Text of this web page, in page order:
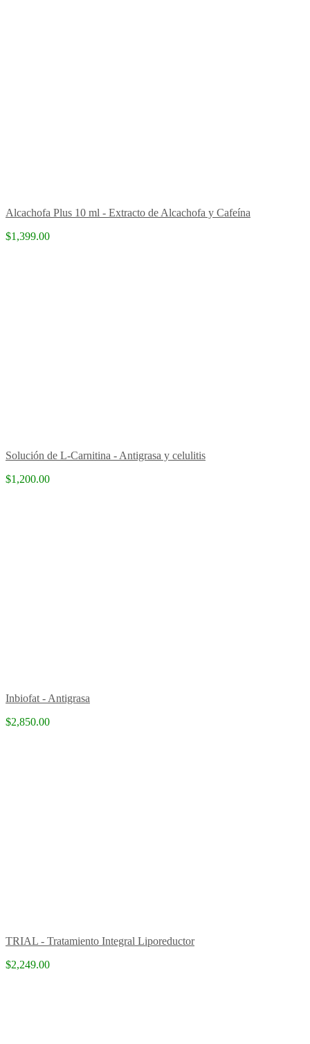
Alcachofa Plus 10 ml - Extracto de Alcachofa y Cafeína
$1,399.00
Solución de L-Carnitina - Antigrasa y celulitis
$1,200.00
Inbiofat - Antigrasa
$2,850.00
TRIAL - Tratamiento Integral Liporeductor
$2,249.00